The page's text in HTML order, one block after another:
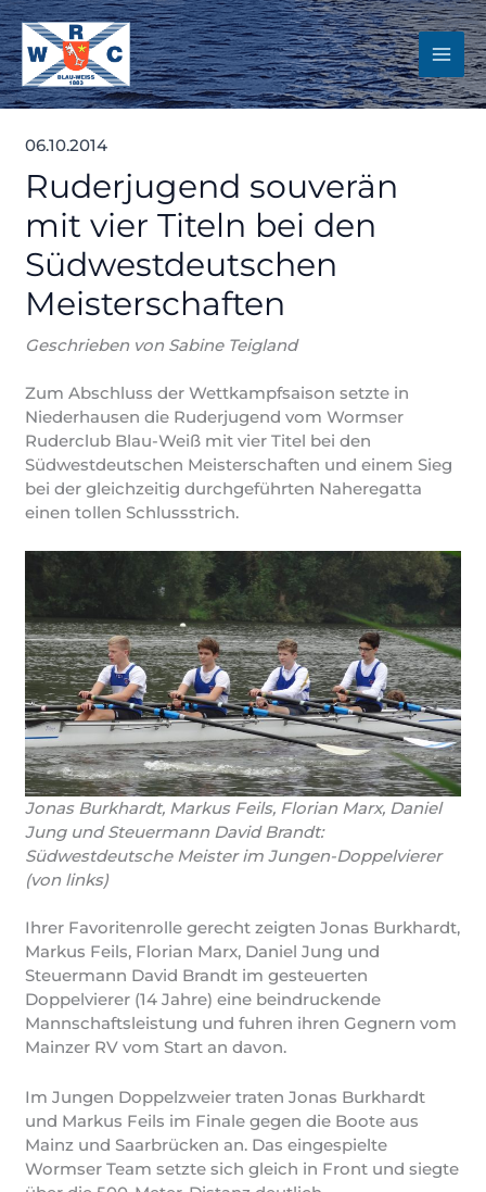
Zum
Inhalt
springen
06.10.2014
Ruderjugend souverän
mit vier Titeln bei den
Südwestdeutschen
Meisterschaften
Geschrieben von Sabine Teigland
Zum Abschluss der Wettkampfsaison setzte in
Niederhausen die Ruderjugend vom Wormser
Ruderclub Blau-Weiß mit vier Titel bei den
Südwestdeutschen Meisterschaften und einem Sieg
bei der gleichzeitig durchgeführten Naheregatta
einen tollen Schlussstrich.
Jonas Burkhardt, Markus Feils, Florian Marx, Daniel
Jung und Steuermann David Brandt:
Südwestdeutsche Meister im Jungen-Doppelvierer
(von links)
Ihrer Favoritenrolle gerecht zeigten Jonas Burkhardt,
Markus Feils, Florian Marx, Daniel Jung und
Steuermann David Brandt im gesteuerten
Doppelvierer (14 Jahre) eine beindruckende
Mannschaftsleistung und fuhren ihren Gegnern vom
Mainzer RV vom Start an davon.
Im Jungen Doppelzweier traten Jonas Burkhardt
und Markus Feils im Finale gegen die Boote aus
Mainz und Saarbrücken an. Das eingespielte
Wormser Team setzte sich gleich in Front und siegte